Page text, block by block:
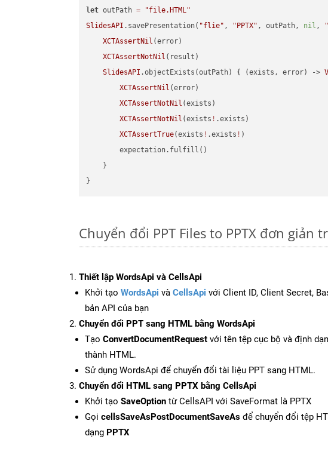
let outPath =
"file.HTML"
SlidesAPI .savePresentation( "flie" , "PPTX" , outPath, nil ,
XCTAssertNil (error)
XCTAssertNotNil (result)
SlidesAPI .objectExists(outPath) { (exists, error) ->
XCTAssertNil (error)
XCTAssertNotNil (exists)
XCTAssertNotNil (exists ! .exists)
XCTAssertTrue(exists ! .exists ! )
        expectation.fulfill()
    }
Chuyển đổi PPT Files to PPTX đơn giản
Thiết lập WordsApi và CellsApi
Khởi tạo WordsApi và CellsApi với Client ID, Client Secret,
bản API của bạn
Chuyển đổi PPT sang HTML bằng WordsApi
Tạo ConvertDocumentRequest với tên tệp cục bộ và định
thành HTML.
Sử dụng WordsApi để chuyển đổi tài liệu PPT sang HTML.
Chuyển đổi HTML sang PPTX bằng CellsApi
Khởi tạo SaveOption từ CellsAPI với SaveFormat là PPTX
Gọi cellsSaveAsPostDocumentSaveAs để chuyển đổi tệp
dạng PPTX